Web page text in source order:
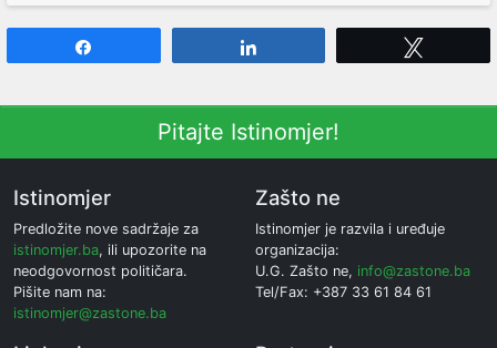
Pitajte Istinomjer!
Istinomjer
Predložite nove sadržaje za
istinomjer.ba, ili upozorite na
neodgovornost političara.
Pišite nam na:
istinomjer@zastone.ba
Zašto ne
Istinomjer je razvila i uređuje
organizacija:
U.G. Zašto ne, info@zastone.ba
Tel/Fax: +387 33 61 84 61